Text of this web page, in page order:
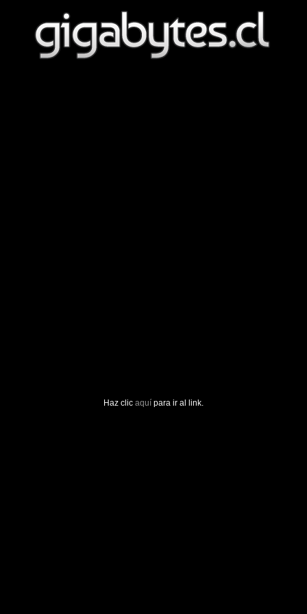
Haz clic aquí para ir al link.